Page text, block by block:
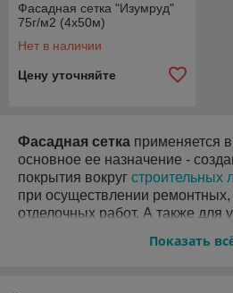
Фасадная сетка "Изумруд"
75г/м2 (4х50м)
Нет в наличии
Цену уточняйте
Фасадная сетка применяется
основное ее назначение -
покрытия вокруг строительных
при осуществлении
отделочных работ. А также для
Показать